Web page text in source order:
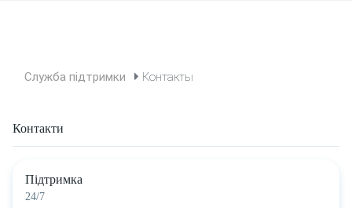
Служба підтримки Контакты
Контакти
Підтримка
24/7